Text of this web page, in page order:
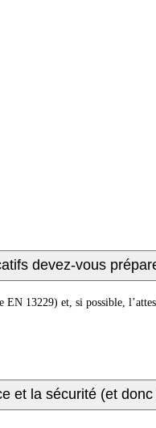
devez-vous
13229) et, si possible,
et la sécurité (et